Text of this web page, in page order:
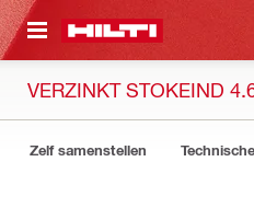
HOOFDINHOUD
VERZINKT STOKEIND
Zelf samenstellen